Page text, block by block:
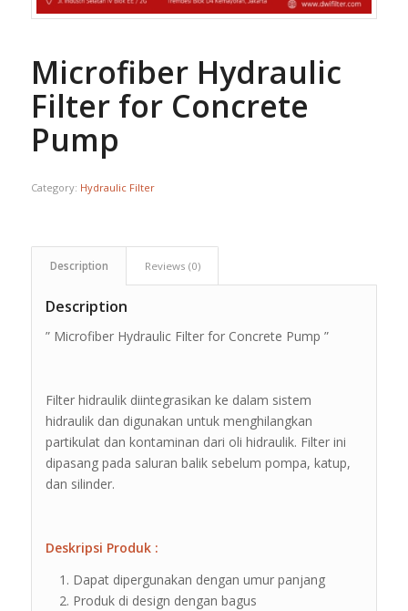
Microfiber Hydraulic
Filter for Concrete
Pump
Category: Hydraulic Filter
Description Reviews (0)
Description
” Microfiber Hydraulic Filter for Concrete Pump ”
Filter hidraulik diintegrasikan ke dalam sistem
hidraulik dan digunakan untuk menghilangkan
partikulat dan kontaminan dari oli hidraulik. Filter ini
dipasang pada saluran balik sebelum pompa, katup,
dan silinder.
Deskripsi Produk :
Dapat dipergunakan dengan umur panjang
Produk di design dengan bagus